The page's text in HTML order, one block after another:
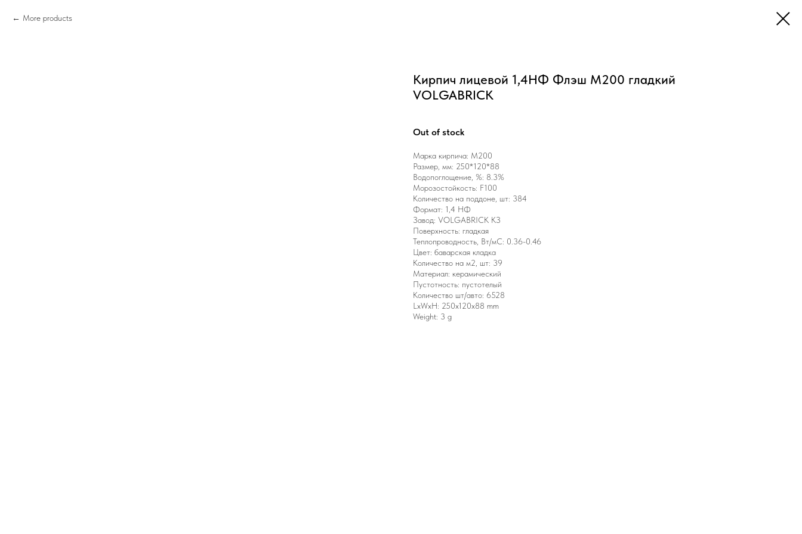
More products
Кирпич лицевой 1,4НФ Флэш М200 гладкий
VOLGABRICK
Out of stock
Марка кирпича: М200
Размер, мм: 250*120*88
Водопоглощение, %: 8.3%
Морозостойкость: F100
Количество на поддоне, шт: 384
Формат: 1,4 НФ
Завод: VOLGABRICK КЗ
Поверхность: гладкая
Теплопроводность, Вт/мС: 0.36-0.46
Цвет: баварская кладка
Количество на м2, шт: 39
Материал: керамический
Пустотность: пустотелый
Количество шт/авто: 6528
LxWxH: 250x120x88 mm
Weight: 3 g